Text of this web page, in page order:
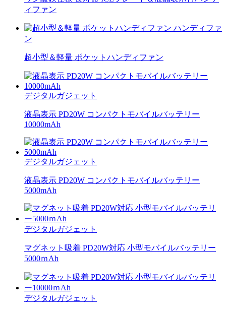
ィファン
ハンディファ
ン
超小型＆軽量 ポケットハンディファン
デジタルガジェット
液晶表示 PD20W コンパクトモバイルバッテリー
10000mAh
デジタルガジェット
液晶表示 PD20W コンパクトモバイルバッテリー
5000mAh
デジタルガジェット
マグネット吸着 PD20W対応 小型モバイルバッテリー
5000ｍAh
デジタルガジェット